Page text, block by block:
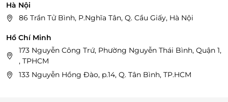
Hà Nội
86 Trần Tử Bình, P.Nghĩa Tân, Q. Cầu Giấy, Hà Nội
Hồ Chí Minh
173 Nguyễn Công Trứ, Phường Nguyễn Thái Bình, Quận 1,
, TPHCM
133 Nguyễn Hồng Đào, p.14, Q. Tân Bình, TP.HCM